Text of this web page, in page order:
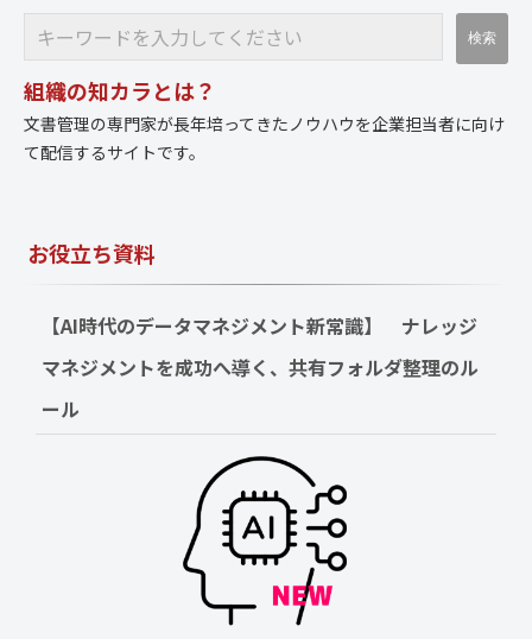
組織の知カラとは？
文書管理の専門家が長年培ってきたノウハウを企業担当者に向け
て配信するサイトです。
お役立ち資料
【AI時代のデータマネジメント新常識】　ナレッジ
マネジメントを成功へ導く、共有フォルダ整理のル
ール